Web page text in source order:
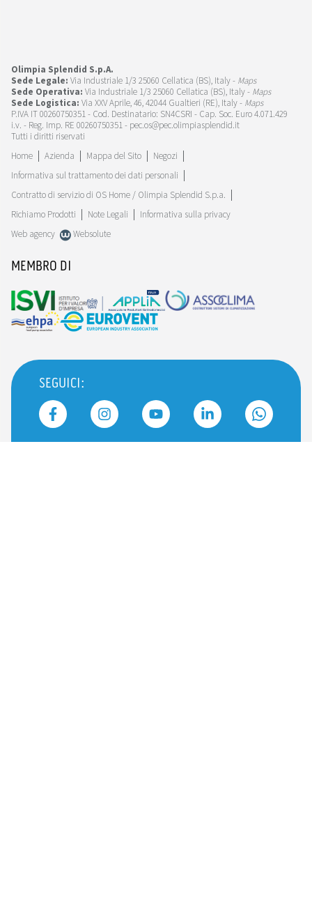
Olimpia Splendid S.p.A.
Sede Legale: Via Industriale 1/3 25060 Cellatica (BS), Italy - Maps
Sede Operativa: Via Industriale 1/3 25060 Cellatica (BS), Italy - Maps
Sede Logistica: Via XXV Aprile, 46, 42044 Gualtieri (RE), Italy - Maps
P.IVA IT 00260750351 - Cod. Destinatario: SN4CSRI - Cap. Soc. Euro 4.071.429
i.v. - Reg. Imp. RE 00260750351 - pec.os@pec.olimpiasplendid.it
Tutti i diritti riservati
Home
Azienda Mappa del Sito
Negozi
Informativa sul trattamento dei dati personali
Contratto di servizio di OS Home / Olimpia Splendid S.p.a.
Richiamo Prodotti
Note Legali
Informativa sulla privacy
Web agency
Websolute
MEMBRO DI
SEGUICI: